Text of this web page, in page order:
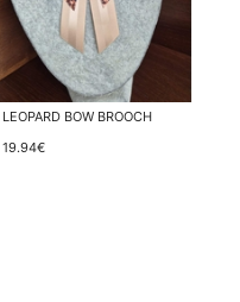
LEOPARD BOW BROOCH
19.94€